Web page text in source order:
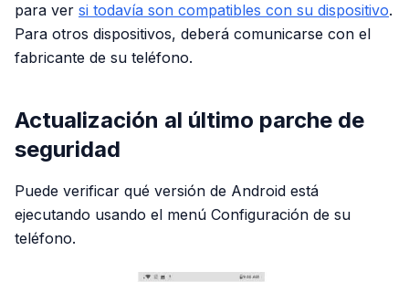
para ver si todavía son compatibles con su dispositivo.
Para otros dispositivos, deberá comunicarse con el
fabricante de su teléfono.
Actualización al último parche de
seguridad
Puede verificar qué versión de Android está
ejecutando usando el menú Configuración de su
teléfono.